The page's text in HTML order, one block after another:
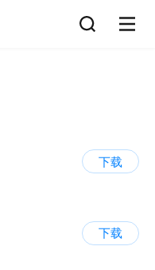
下载
下载